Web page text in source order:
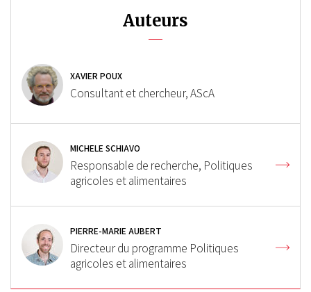
Auteurs
XAVIER POUX
Consultant et chercheur, AScA
MICHELE SCHIAVO
Responsable de recherche, Politiques
agricoles et alimentaires
PIERRE-MARIE AUBERT
Directeur du programme Politiques
agricoles et alimentaires